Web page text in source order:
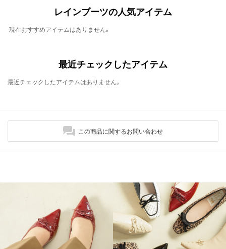
レインブーツの人気アイテム
現在おすすめアイテムはありません。
最近チェックしたアイテム
最近チェックしたアイテムはありません。
この商品に関するお問い合わせ